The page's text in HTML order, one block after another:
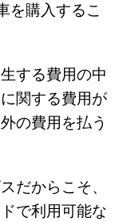
を購入するこ
する費用の中
関する費用が
の費用を払う
だからこそ、
で利用可能な